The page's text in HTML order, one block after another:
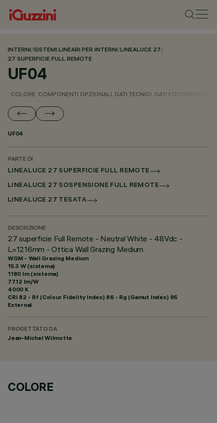
INTERNI/SISTEMI LINEARI PER INTERNI/LINEALUCE 27/
27 SUPERFICIE FULL REMOTE
UF04
COLORE COMPONENTI OPZIONALI DATI TECNICI DATI FOTOMETRICI
UF04
PARTE DI
LINEALUCE 27 SUPERFICIE FULL REMOTE
LINEALUCE 27 SOSPENSIONE FULL REMOTE
LINEALUCE 27 TESATA
DESCRIZIONE
27 superficie Full Remote - Neutral White - 48Vdc -
L=1216mm - Ottica Wall Grazing Medium
WGM - Wall Grazing Medium
15.3 W (sistema)
1180 lm (sistema)
77.12 lm/W
4000 K
CRI 82 - Rf (Colour Fidelity Index) 86 - Rg (Gamut Index) 95
External
PROGETTATO DA
Jean-Michel Wilmotte
COLORE